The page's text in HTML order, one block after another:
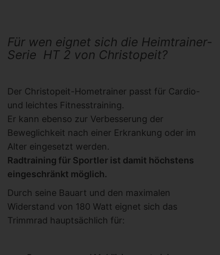
Für wen eignet sich die Heimtrainer-
Serie HT 2 von Christopeit?
Der Christopeit-Hometrainer passt für Cardio-
und leichtes Fitnesstraining.
Er kann ebenso zur Verbesserung der
Beweglichkeit nach einer Erkrankung oder im
Alter eingesetzt werden.
Radtraining für Sportler ist damit höchstens
eingeschränkt möglich.
Durch seine Bauart und den maximalen
Widerstand von 180 Watt eignet sich das
Trimmrad hauptsächlich für: